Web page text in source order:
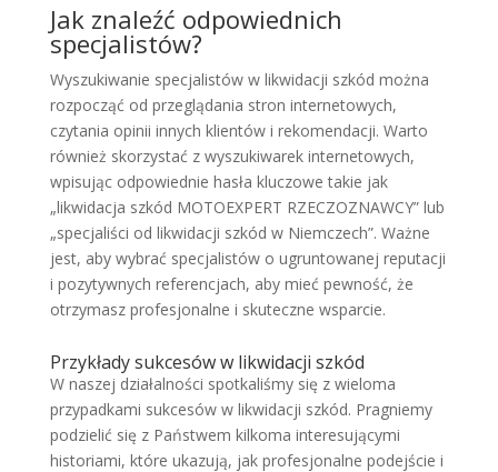
Jak znaleźć odpowiednich
specjalistów?
Wyszukiwanie specjalistów w likwidacji szkód można
rozpocząć od przeglądania stron internetowych,
czytania opinii innych klientów i rekomendacji. Warto
również skorzystać z wyszukiwarek internetowych,
wpisując odpowiednie hasła kluczowe takie jak
„likwidacja szkód MOTOEXPERT RZECZOZNAWCY” lub
„specjaliści od likwidacji szkód w Niemczech”. Ważne
jest, aby wybrać specjalistów o ugruntowanej reputacji
i pozytywnych referencjach, aby mieć pewność, że
otrzymasz profesjonalne i skuteczne wsparcie.
Przykłady sukcesów w likwidacji szkód
W naszej działalności spotkaliśmy się z wieloma
przypadkami sukcesów w likwidacji szkód. Pragniemy
podzielić się z Państwem kilkoma interesującymi
historiami, które ukazują, jak profesjonalne podejście i